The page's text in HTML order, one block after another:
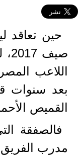
حين تعاقد
اللاعب
بعد سنوات
القميص
فالصفقة
مدرب